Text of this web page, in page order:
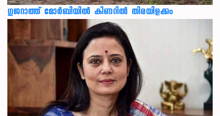
ഗുജറാത്ത് മോർബിയിൽ കിണറിൽ തിരയിളക്കം